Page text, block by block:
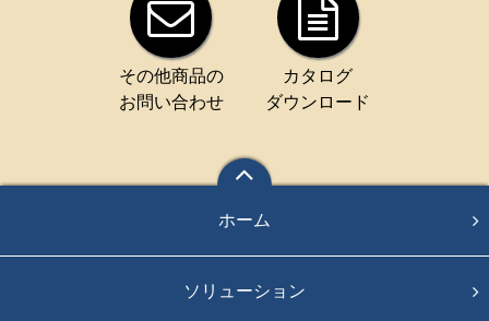
その他商品の
お問い合わせ
カタログ
ダウンロード
ホーム
ソリューション